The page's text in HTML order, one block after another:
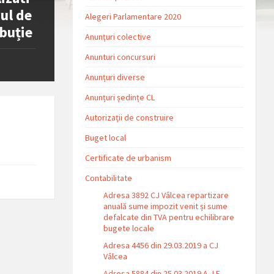
de
Alegeri Parlamentare 2020
Anunțuri colective
Anunturi concursuri
Anunțuri diverse
Anunțuri ședințe CL
Autorizații de construire
Buget local
Certificate de urbanism
Contabilitate
Adresa 3892 CJ Vâlcea repartizare
anuală sume impozit venit și sume
defalcate din TVA pentru echilibrare
bugete locale
Adresa 4456 din 29.03.2019 a CJ
Vâlcea